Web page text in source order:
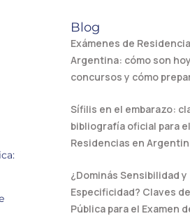
Blog
Exámenes de
Argentina: cómo son
concursos y cómo
Sífilis en el embarazo:
bibliografía oficial para
Residencias en
¿Dominás Sensibilidad y
Especificidad? Claves
Pública para el Examen